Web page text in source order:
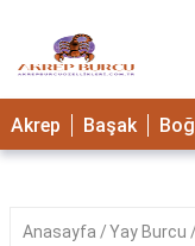
Akrep Başak
Anasayfa Yay Burcu